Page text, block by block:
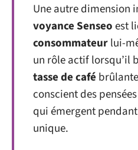
Une autre dimension
voyance Senseoest
consommateurlui-
un rôle actif lorsqu’il
tasse de café
conscient des
qui émergent
unique.